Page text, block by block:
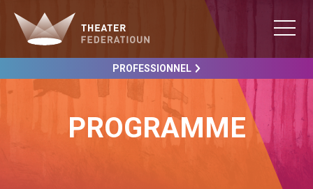
PROFESSIONNEL
PROGRAMME